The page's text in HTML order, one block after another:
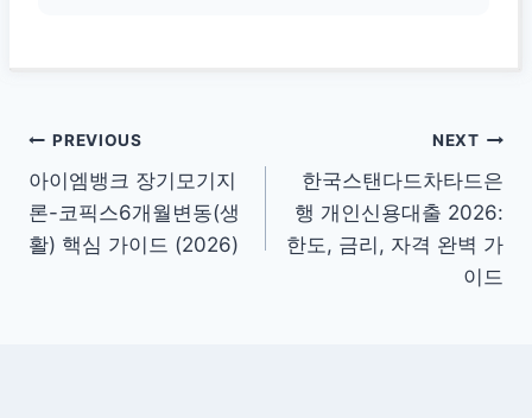
글
탐
색
PREVIOUS
아이엠뱅크 장기모기지
론-코픽스6개월변동(생
활) 핵심 가이드 (2026)
NEXT
한국스탠다드차타드은
행 개인신용대출 2026:
한도, 금리, 자격 완벽 가
이드